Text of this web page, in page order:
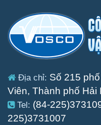
Địa chỉ: Số 215
Viên, Thành phố Hải
Tel: (84-
225)3731007